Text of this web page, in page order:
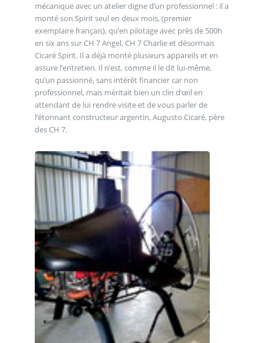
mécanique avec un atelier digne d’un professionnel : il a
monté son Spirit seul en deux mois, (premier
exemplaire français), qu’en pilotage avec près de 500h
en six ans sur CH 7 Angel, CH 7 Charlie et désormais
Cicaré Spirit. Il a déjà monté plusieurs appareils et en
assure l’entretien. Il n’est, comme il le dit lui-même,
qu’un passionné, sans intérêt financier car non
professionnel, mais méritait bien un clin d’œil en
attendant de lui rendre visite et de vous parler de
l’étonnant constructeur argentin, Augusto Cicaré, père
des CH 7.